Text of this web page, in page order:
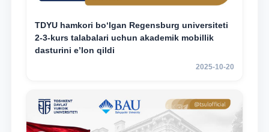
TDYU hamkori bo‘lgan Regensburg universiteti
2-3-kurs talabalari uchun akademik mobillik
dasturini e’lon qildi
2025-10-20